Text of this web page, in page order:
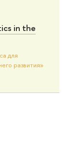
in the
для
развития»